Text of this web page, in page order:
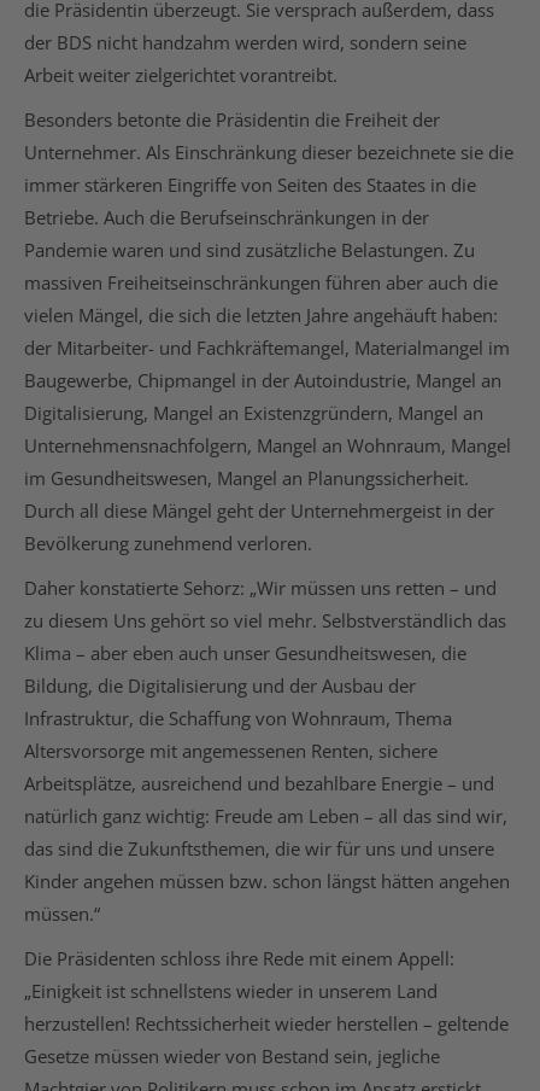
die Präsidentin überzeugt. Sie versprach außerdem, dass
der BDS nicht handzahm werden wird, sondern seine
Arbeit weiter zielgerichtet vorantreibt.
Besonders betonte die Präsidentin die Freiheit der
Unternehmer. Als Einschränkung dieser bezeichnete sie die
immer stärkeren Eingriffe von Seiten des Staates in die
Betriebe. Auch die Berufseinschränkungen in der
Pandemie waren und sind zusätzliche Belastungen. Zu
massiven Freiheitseinschränkungen führen aber auch die
vielen Mängel, die sich die letzten Jahre angehäuft haben:
der Mitarbeiter- und Fachkräftemangel, Materialmangel im
Baugewerbe, Chipmangel in der Autoindustrie, Mangel an
Digitalisierung, Mangel an Existenzgründern, Mangel an
Unternehmensnachfolgern, Mangel an Wohnraum, Mangel
im Gesundheitswesen, Mangel an Planungssicherheit.
Durch all diese Mängel geht der Unternehmergeist in der
Bevölkerung zunehmend verloren.
Daher konstatierte Sehorz: „Wir müssen uns retten – und
zu diesem Uns gehört so viel mehr. Selbstverständlich das
Klima – aber eben auch unser Gesundheitswesen, die
Bildung, die Digitalisierung und der Ausbau der
Infrastruktur, die Schaffung von Wohnraum, Thema
Altersvorsorge mit angemessenen Renten, sichere
Arbeitsplätze, ausreichend und bezahlbare Energie – und
natürlich ganz wichtig: Freude am Leben – all das sind wir,
das sind die Zukunftsthemen, die wir für uns und unsere
Kinder angehen müssen bzw. schon längst hätten angehen
müssen.“
Die Präsidenten schloss ihre Rede mit einem Appell:
„Einigkeit ist schnellstens wieder in unserem Land
herzustellen! Rechtssicherheit wieder herstellen – geltende
Gesetze müssen wieder von Bestand sein, jegliche